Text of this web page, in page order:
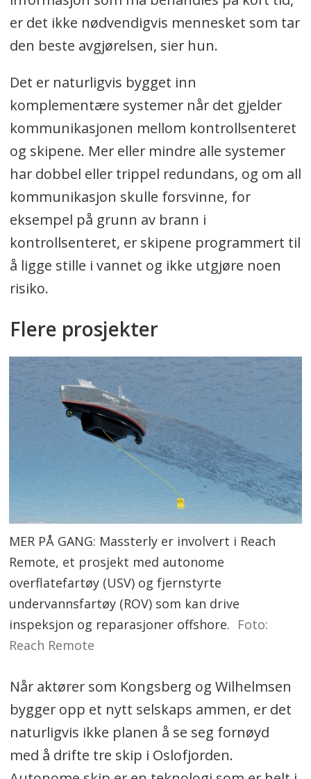
er det ikke nødvendigvis mennesket som tar
den beste avgjørelsen, sier hun.
Det er naturligvis bygget inn
komplementære systemer når det gjelder
kommunikasjonen mellom kontrollsenteret
og skipene. Mer eller mindre alle systemer
har dobbel eller trippel redundans, og om all
kommunikasjon skulle forsvinne, for
eksempel på grunn av brann i
kontrollsenteret, er skipene programmert til
å ligge stille i vannet og ikke utgjøre noen
risiko.
Flere prosjekter
MER PÅ GANG: Massterly er involvert i Reach
Remote, et prosjekt med autonome
overflatefartøy (USV) og fjernstyrte
undervannsfartøy (ROV) som kan drive
inspeksjon og reparasjoner offshore. Foto:
Reach Remote
Når aktører som Kongsberg og Wilhelmsen
bygger opp et nytt selskaps ammen, er det
naturligvis ikke planen å se seg fornøyd
med å drifte tre skip i Oslofjorden.